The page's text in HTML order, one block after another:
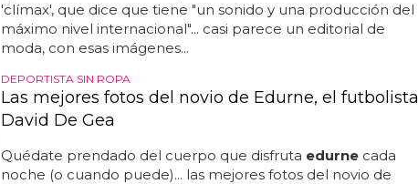
'clímax', que dice que tiene "un sonido y una producción del
máximo nivel internacional"... casi parece un editorial de
moda, con esas imágenes...
DEPORTISTA SIN ROPA
Las mejores fotos del novio de Edurne, el futbolista
David De Gea
Quédate prendado del cuerpo que disfruta edurnecada
noche (o cuando puede)... las mejores fotos del novio de